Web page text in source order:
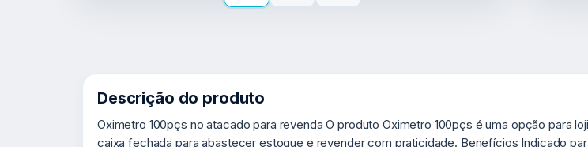
Descrição do produto
Oximetro 100pçs no atacado para revenda O produto Oximetro 100pçs é uma opção para
caixa fechada para abastecer estoque e revender com praticidade. Benefícios Indicado